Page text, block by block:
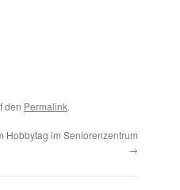
den Permalink.
Hobbytag im Seniorenzentrum
→